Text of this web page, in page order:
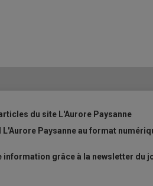
du site L'Aurore Paysanne
Paysanne au format
information grâce à la newsletter du